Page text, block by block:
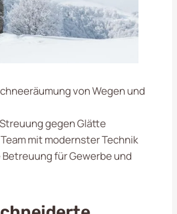
von Wegen und
gegen Glätte
mit modernster Technik
für Gewerbe und